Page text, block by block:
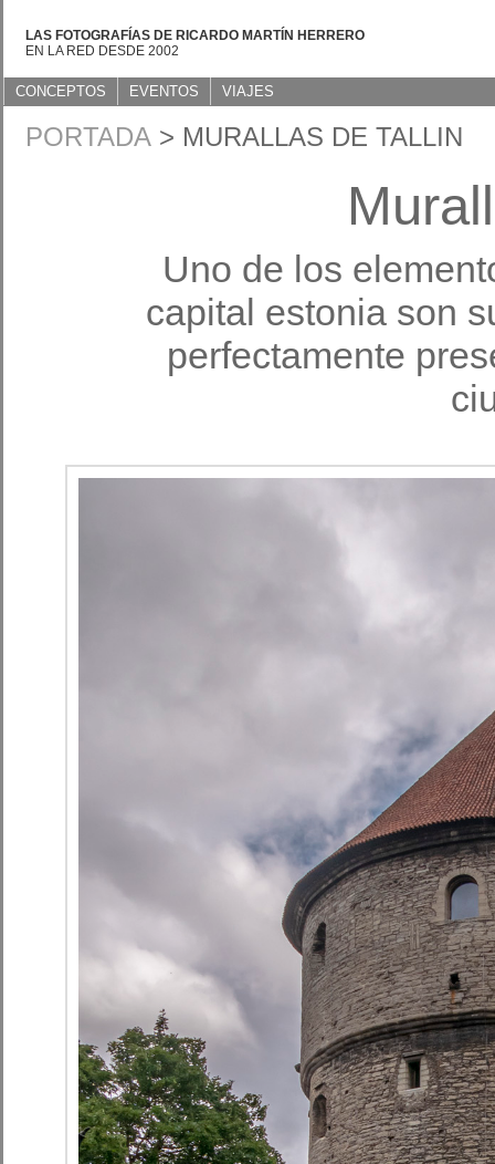
LAS FOTOGRAFÍAS DE RICARDO MARTÍN HERRERO
EN LA RED DESDE 2002
CONCEPTOS EVENTOS VIAJES
PORTADA > MURALLAS DE TALLIN
Uno de los
capital estonia son
perfectamente